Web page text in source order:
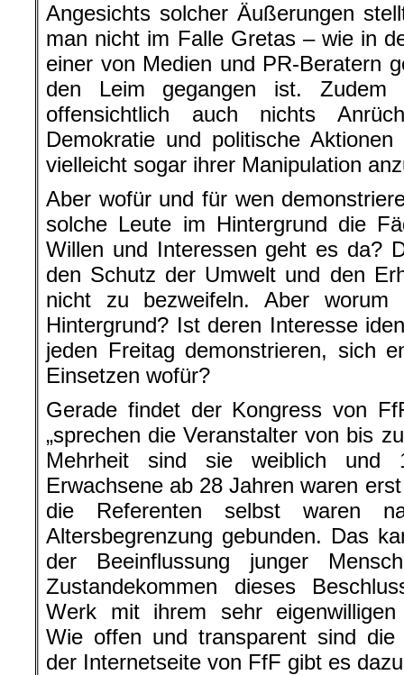
Angesichts solcher Äußerungen
man nicht im Falle Gretas – wie in
einer von Medien und PR-Beratern
den Leim gegangen ist. Zudem
offensichtlich auch nichts
Demokratie und politische
vielleicht sogar ihrer Manipulation
Aber wofür und für wen
solche Leute im Hintergrund die
Willen und Interessen geht es da?
den Schutz der Umwelt und den
nicht zu bezweifeln. Aber
Hintergrund? Ist deren Interesse
jeden Freitag demonstrieren, sich
Einsetzen wofür?
Gerade findet der Kongress von
„sprechen die Veranstalter von bis
Mehrheit sind sie weiblich
Erwachsene ab 28 Jahren waren
die Referenten selbst waren
Altersbegrenzung gebunden. Das
der Beeinflussung junger
Zustandekommen dieses
Werk mit ihrem sehr eigenwilligen
Wie offen und transparent sind die
der Internetseite von FfF gibt es